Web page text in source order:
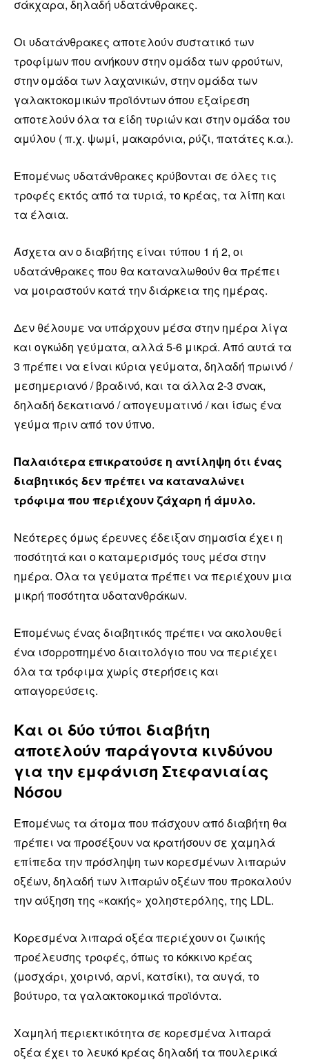
σάκχαρα, δηλαδή υδατάνθρακες.
Οι υδατάνθρακες αποτελούν συστατικό των
τροφίμων που ανήκουν στην ομάδα των φρούτων,
στην ομάδα των λαχανικών, στην ομάδα των
γαλακτοκομικών προϊόντων όπου εξαίρεση
αποτελούν όλα τα είδη τυριών και στην ομάδα του
αμύλου ( π.χ. ψωμί, μακαρόνια, ρύζι, πατάτες κ.α.).
Επομένως υδατάνθρακες κρύβονται σε όλες τις
τροφές εκτός από τα τυριά, το κρέας, τα λίπη και
τα έλαια.
Άσχετα αν ο διαβήτης είναι τύπου 1 ή 2, οι
υδατάνθρακες που θα καταναλωθούν θα πρέπει
να μοιραστούν κατά την διάρκεια της ημέρας.
Δεν θέλουμε να υπάρχουν μέσα στην ημέρα λίγα
και ογκώδη γεύματα, αλλά 5-6 μικρά. Από αυτά τα
3 πρέπει να είναι κύρια γεύματα, δηλαδή πρωινό /
μεσημεριανό / βραδινό, και τα άλλα 2-3 σνακ,
δηλαδή δεκατιανό / απογευματινό / και ίσως ένα
γεύμα πριν από τον ύπνο.
Παλαιότερα επικρατούσε η αντίληψη ότι ένας
διαβητικός δεν πρέπει να καταναλώνει
τρόφιμα που περιέχουν ζάχαρη ή άμυλο.
Νεότερες όμως έρευνες έδειξαν σημασία έχει η
ποσότητά και ο καταμερισμός τους μέσα στην
ημέρα. Όλα τα γεύματα πρέπει να περιέχουν μια
μικρή ποσότητα υδατανθράκων.
Επομένως ένας διαβητικός πρέπει να ακολουθεί
ένα ισορροπημένο διαιτολόγιο που να περιέχει
όλα τα τρόφιμα χωρίς στερήσεις και
απαγορεύσεις.
Και οι δύο τύποι διαβήτη
αποτελούν παράγοντα κινδύνου
για την εμφάνιση Στεφανιαίας
Νόσου
Επομένως τα άτομα που πάσχουν από διαβήτη θα
πρέπει να προσέξουν να κρατήσουν σε χαμηλά
επίπεδα την πρόσληψη των κορεσμένων λιπαρών
οξέων, δηλαδή των λιπαρών οξέων που προκαλούν
την αύξηση της «κακής» χοληστερόλης, της LDL.
Κορεσμένα λιπαρά οξέα περιέχουν οι ζωικής
προέλευσης τροφές, όπως το κόκκινο κρέας
(μοσχάρι, χοιρινό, αρνί, κατσίκι), τα αυγά, το
βούτυρο, τα γαλακτοκομικά προϊόντα.
Χαμηλή περιεκτικότητα σε κορεσμένα λιπαρά
οξέα έχει το λευκό κρέας δηλαδή τα πουλερικά